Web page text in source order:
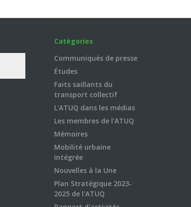
Catégories
Communiqués de presse
Études
Faits saillants du
transport collectif
L'ATUQ dans les médias
Les membres de l'ATUQ
Mémoires
Mobilité urbaine
intégrée
Nouvelles à la Une
Plan Stratégique 2023-
2025 de l'ATUQ